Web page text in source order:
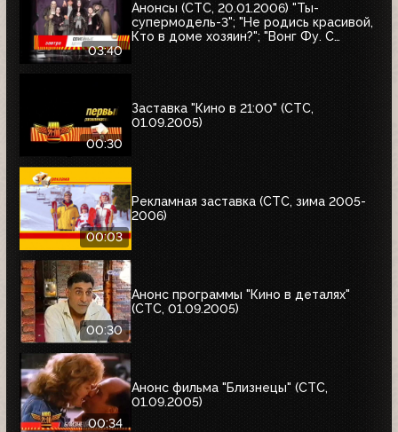
03:40
Анонсы (СТС, 20.01.2006) "Ты-
супермодель-3"; "Не родись красивой,
Кто в доме хозяин?"; "Вонг Фу. С
00:30
Заставка "Кино в 21:00" (СТС,
01.09.2005)
00:03
Рекламная заставка (СТС, зима 2005-
2006)
00:30
Анонс программы "Кино в деталях"
(СТС, 01.09.2005)
00:34
Анонс фильма "Близнецы" (СТС,
01.09.2005)